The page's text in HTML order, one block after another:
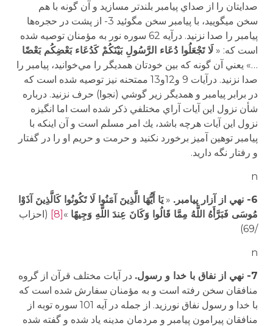
صدايتان را از صداي پيامبر بلندتر مسازيد و آن گونه با هم
سخن میگوييد، با پیامبر سخن مگوئید 3- از پشت در حجره‌‌ها
پيامبر را صدا نزنيد. درآيه 62 سوره نور به مؤمنان توصيه شده
است كه: « لَا تَجْعَلُوا دُعَاء الرَّسُولِ بَيْنَكُمْ كَدُعَاء بَعْضِكُم بَعْضًا
…» يعني آن گونه كه بين خودتان همديگر را مي‌خوانيد، پيامبر را
صدا نزنيد. درآيات 9 و12و13 ممتحنه نيز توصيه شده است كه
در برابر پيامبر و همديگر زير گوشي (نجوا) حرف نزنيد. درباره
شأن نزول اين آيات آراي مختلفي ذكر شده است اما انگيزه
نزول اين آيات هرچه باشد، يك امر مسلم است و آن اينكه با
پيامبر توهين آميز برخورد نكنيد و حرمت و حريم او را در گفتار
و رفتار نگه داريد.
n
6- نهي از آزار پيامبر. «يَا أَيُّهَا الَّذِينَ آمَنُوا لَا تَكُونُوا كَالَّذِينَ آذَوْا
مُوسَى فَبَرَّأَهُ اللَّهُ مِمَّا قَالُوا وَكَانَ عِندَ اللَّهِ وَجِيهًا »
(احزاب
/69)
n
7- نهي از نفاق با خدا و رسول.
در آيات مختلف قرآن از گروه
منافقان سخن رفته است و به مؤمنان سفارش شده است كه
با خدا و رسول نفاق نورزيد. از جمله در آيه 101 سوره توبه از
منافقان پيرامون پيامبر و مردمان مدينه ياد شده و گفته شده